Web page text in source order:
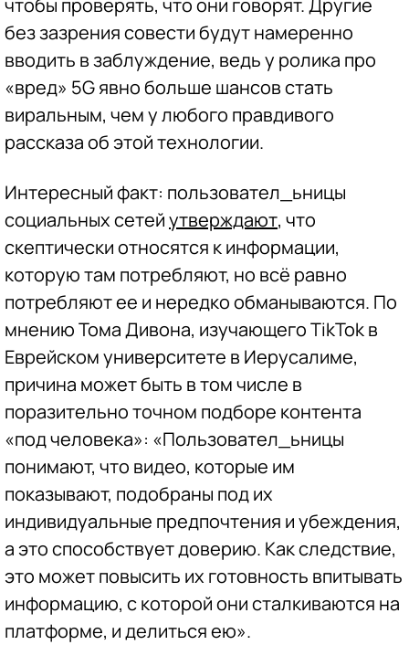
без зазрения совести будут намеренно
вводить в заблуждение, ведь у ролика про
«вред» 5G явно больше шансов стать
виральным, чем у любого правдивого
рассказа об этой технологии.
Интересный факт: пользовател_ьницы
социальных сетейутверждают, что
скептически относятся к информации,
которую там потребляют, но всё равно
потребляют ее и нередко обманываются. По
мнению Тома Дивона, изучающего TikTok в
Еврейском университете в Иерусалиме,
причина может быть в том числе в
поразительно точном подборе контента
«под человека»: «Пользовател_ьницы
понимают, что видео, которые им
показывают, подобраны под их
индивидуальные предпочтения и убеждения,
а это способствует доверию. Как следствие,
это может повысить их готовность впитывать
информацию, с которой они сталкиваются на
платформе, и делиться ею».